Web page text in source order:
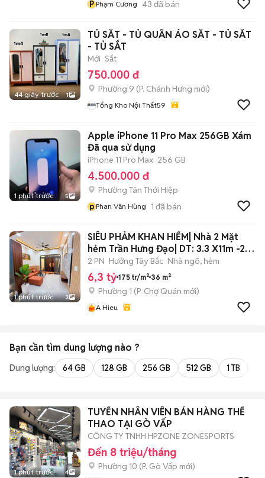
P Phạm Cương 43 đã bán
44 giây trước 1
TỦ SẮT - TỦ QUẦN ÁO SẮT - TỦ SẮT
- TỦ SẮT
Mới Sắt
750.000 đ
Phường 9 (P. Chánh Hưng mới)
Tổng Kho Nội Thất59
1 phút trước 5
Apple iPhone 11 Pro Max 256GB Xám
Đã qua sử dụng
iPhone 11 Pro Max 256 GB
4.500.000 đ
Phường Tân Thới Hiệp
pPhan Văn Hùng 1 đã bán
1 phút trước 3
SIÊU PHẢM KHAN HIẾM| Nhà 2 Mặt
hẻm Trần Hưng Đạo| DT: 3.3 X11m -2
Tầng
2 PN Hướng Tây Bắc Nhà ngõ, hẻm
6,3 tỷ 175 tr/m² 36 m²
Phường 1 (P. Chợ Quán mới)
A Hieu
Bạn cần tìm dung lượng nào ?
Dung lượng: 64 GB 128 GB 256 GB 512 GB 1 TB
1 phút trước 4
TUYỂN NHÂN VIÊN BÁN HÀNG THỂ
THAO TẠI GÒ VẤP
CÔNG TY TNHH HPZONE ZONESPORTS
Đến 8 triệu/tháng
Phường 10 (P. Gò Vấp mới)